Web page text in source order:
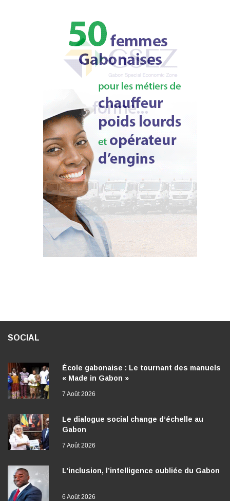
SOCIAL
École gabonaise : Le tournant des manuels
« Made in Gabon »
7 Août 2026
Le dialogue social change d’échelle au
Gabon
7 Août 2026
L’inclusion, l’intelligence oubliée du Gabon
6 Août 2026